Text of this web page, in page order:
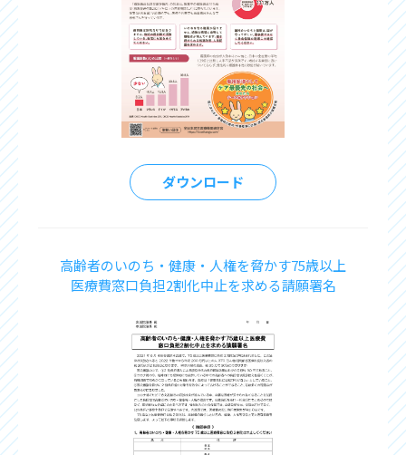
ダウンロード
高齢者のいのち・健康・人権を脅かす75歳以上
医療費窓口負担2割化中止を求める請願署名